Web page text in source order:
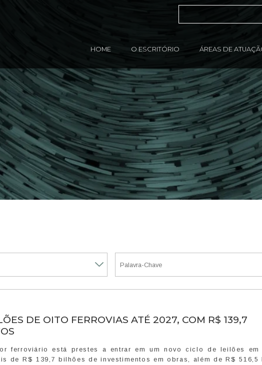
HOME O ESCRITÓRIO ÁREAS DE
DE OITO FERROVIAS ATÉ 2027, COM R$ 139,7
ferroviário está prestes a entrar em um novo ciclo de leilões em
de R$ 139,7 bilhões de investimentos em obras, além de R$ 516,5